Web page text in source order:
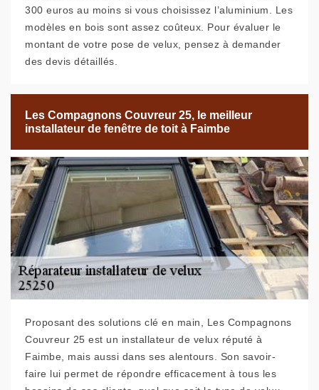
300 euros au moins si vous choisissez l’aluminium. Les
modèles en bois sont assez coûteux. Pour évaluer le
montant de votre pose de velux, pensez à demander
des devis détaillés.
Les Compagnons Couvreur 25, le meilleur
installateur de fenêtre de toit à Faimbe
Proposant des solutions clé en main, Les Compagnons
Couvreur 25 est un installateur de velux réputé à
Faimbe, mais aussi dans ses alentours. Son savoir-
faire lui permet de répondre efficacement à tous les